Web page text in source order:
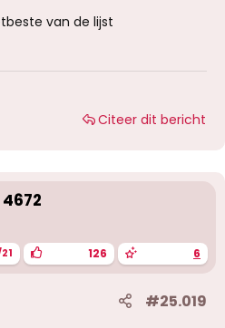
gespot naast elkaar
is verhuist van de kattekop
verder op richting doublet 34
van de lijst
Citeer dit bericht
126 6
#25.019